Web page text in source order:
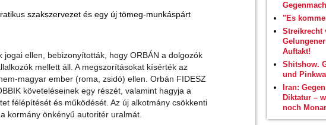
szakszervezet és egy új tömeg-munkáspárt
jogai ellen, bebizonyították, hogy ORBÁN a dolgozók
mellett áll. A megszorításokat kísérték az
magyar ember (roma, zsidó) ellen. Orbán FIDESZ
követeléseinek egy részét, valamint hagyja a
félépítését és működését. Az új alkotmány csökkenti
kormány önkényű autoritér uralmát.
"Es
Streikrecht
Auftakt!
Shitshow.
und
Iran:
Diktatur –
noch